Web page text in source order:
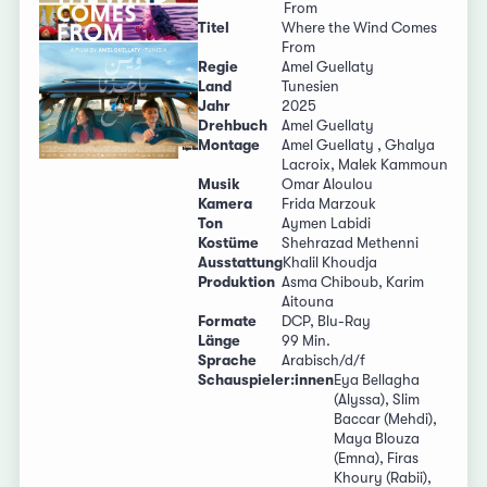
From
Titel
Where the Wind Comes
From
Regie
Amel Guellaty
Land
Tunesien
Jahr
2025
Drehbuch
Amel Guellaty
Montage
Amel Guellaty , Ghalya
Lacroix, Malek Kammoun
Musik
Omar Aloulou
Kamera
Frida Marzouk
Ton
Aymen Labidi
Kostüme
Shehrazad Methenni
AusstattungKhalil Khoudja
Produktion Asma Chiboub, Karim
Aitouna
Formate
DCP, Blu-Ray
Länge
99 Min.
Sprache
Arabisch/d/f
Schauspieler:innenEya Bellagha
(Alyssa), Slim
Baccar (Mehdi),
Maya Blouza
(Emna), Firas
Khoury (Rabii),